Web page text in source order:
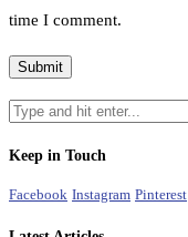
time I comment.
Keep in Touch
Facebook Instagram Pinterest